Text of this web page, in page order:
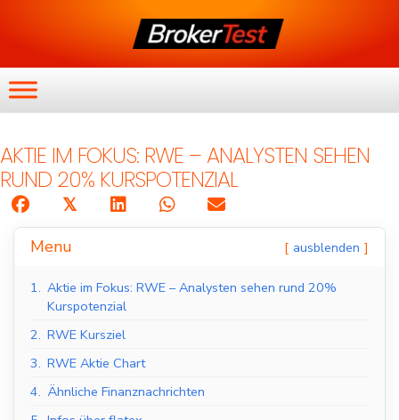
AKTIE IM FOKUS: RWE – ANALYSTEN SEHEN
RUND 20% KURSPOTENZIAL
𝕏
Menu ausblenden
1. Aktie im Fokus: RWE – Analysten sehen rund 20%
Kurspotenzial
2. RWE Kursziel
3. RWE Aktie Chart
4. Ähnliche Finanznachrichten